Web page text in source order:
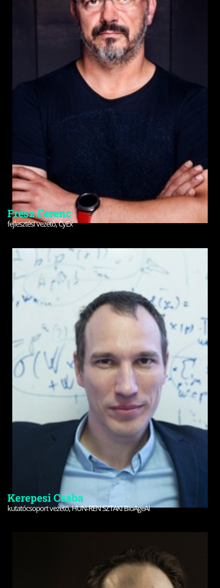
Frész Ferenc
fejlesztési vezető, CyEx
Kerepesi Csaba
kutatócsoport vezető, HUN-REN SZTAKI BioAgeAI